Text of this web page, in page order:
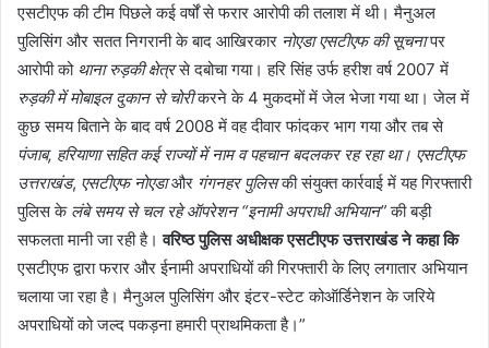
एसटीएफ की टीम पिछले कई वर्षों से फरार आरोपी की तलाश में थी। मैनुअल
पुलिसिंग और सतत निगरानी के बाद आखिरकार नोएडा एसटीएफ की सूचनापर
आरोपी को थाना रुड़की क्षेत्रसे दबोचा गया। हरि सिंह उर्फ हरीश वर्ष 2007 में
रुड़की में मोबाइल दुकान से चोरीकरने के 4 मुकदमों में जेल भेजा गया था। जेल में
कुछ समय बिताने के बाद वर्ष 2008 में वह दीवार फांदकर भाग गया और तब से
पंजाब, हरियाणा सहित कई राज्यों में नाम व पहचान बदलकर रह रहा था। एसटीएफ
उत्तराखंड, एसटीएफ नोएडाऔर गंगनहर पुलिसकी संयुक्त कार्रवाई में यह गिरफ्तारी
पुलिस के लंबे समय से चल रहे ऑपरेशन “इनामी अपराधी अभियान”की बड़ी
सफलता मानी जा रही है।वरिष्ठ पुलिस अधीक्षक एसटीएफ उत्तराखंड ने कहा कि
एसटीएफ द्वारा फरार और ईनामी अपराधियों की गिरफ्तारी के लिए लगातार अभियान
चलाया जा रहा है। मैनुअल पुलिसिंग और इंटर-स्टेट कोऑर्डिनेशन के जरिये
अपराधियों को जल्द पकड़ना हमारी प्राथमिकता है।”